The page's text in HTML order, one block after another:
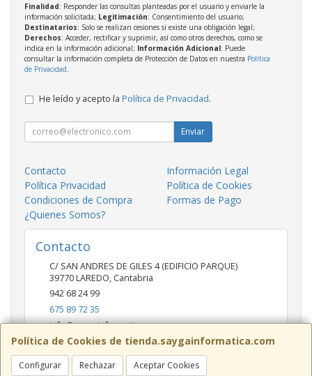
Política de Cookies de tienda.saygainformatica.com
Configurar Rechazar Aceptar Cookies
Finalidad: Responder las consultas planteadas por el usuario y enviarle la
información solicitada; Legitimación: Consentimiento del usuario;
Destinatarios: Solo se realizan cesiones si existe una obligación legal;
Derechos: Acceder, rectificar y suprimir, así como otros derechos, como se
indica en la información adicional; Información Adicional: Puede
consultar la información completa de Protección de Datos en nuestra Política
de Privacidad.
He leído y acepto la Política de Privacidad.
Enviar
Contacto
Información Legal
Política Privacidad
Política de Cookies
Condiciones de Compra
Formas de Pago
¿Quienes Somos?
Contacto
C/ SAN ANDRES DE GILES 4 (EDIFICIO PARQUE)
39770LAREDO, Cantabria
942 68 24 99
675 89 72 35
info@saygainformatica.com
Horario